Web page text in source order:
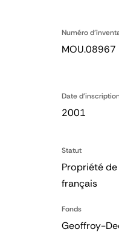
Numéro
MOU.08967
Date
2001
Statut
Propriété
français
Fonds
Geoffroy-